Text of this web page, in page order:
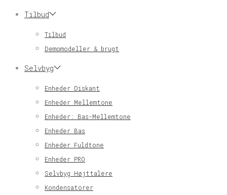
Tilbud
Tilbud
Demomodeller & brugt
Selvbyg
Enheder Diskant
Enheder Mellemtone
Enheder: Bas-Mellemtone
Enheder Bas
Enheder Fuldtone
Enheder PRO
Selvbyg Højttalere
Kondensatorer